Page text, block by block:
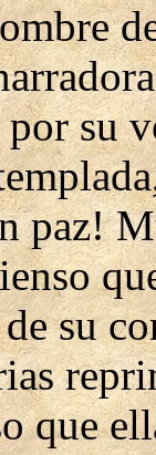
por su
paz!
su
que